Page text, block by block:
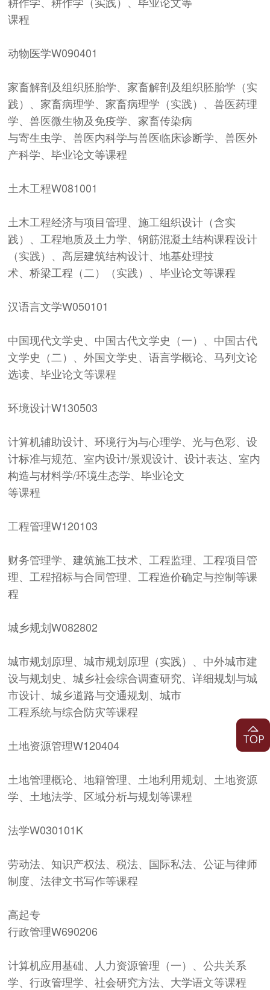
课程
动物医学W090401
家畜解剖及组织胚胎学、家畜解剖及组织胚胎学（实
践）、家畜病理学、家畜病理学（实践）、兽医药理
学、兽医微生物及免疫学、家畜传染病
与寄生虫学、兽医内科学与兽医临床诊断学、兽医外
产科学、毕业论文等课程
土木工程W081001
土木工程经济与项目管理、施工组织设计（含实
践）、工程地质及土力学、钢筋混凝土结构课程设计
（实践）、高层建筑结构设计、地基处理技
术、桥梁工程（二）（实践）、毕业论文等课程
汉语言文学W050101
中国现代文学史、中国古代文学史（一）、中国古代
文学史（二）、外国文学史、语言学概论、马列文论
选读、毕业论文等课程
环境设计W130503
计算机辅助设计、环境行为与心理学、光与色彩、设
计标准与规范、室内设计/景观设计、设计表达、室内
构造与材料学/环境生态学、毕业论文
等课程
工程管理W120103
财务管理学、建筑施工技术、工程监理、工程项目管
理、工程招标与合同管理、工程造价确定与控制等课
程
城乡规划W082802
城市规划原理、城市规划原理（实践）、中外城市建
设与规划史、城乡社会综合调查研究、详细规划与城
市设计、城乡道路与交通规划、城市
工程系统与综合防灾等课程
土地资源管理W120404
土地管理概论、地籍管理、土地利用规划、土地资源
学、土地法学、区域分析与规划等课程
法学W030101K
劳动法、知识产权法、税法、国际私法、公证与律师
制度、法律文书写作等课程
高起专
行政管理W690206
计算机应用基础、人力资源管理（一）、公共关系
学、行政管理学、社会研究方法、大学语文等课程